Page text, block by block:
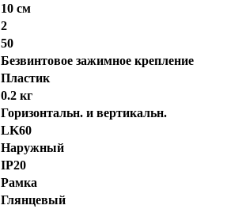
10 см
2
50
Безвинтовое зажимное крепление
Пластик
0.2 кг
Горизонтальн. и вертикальн.
LK60
Наружный
IP20
Рамка
Глянцевый